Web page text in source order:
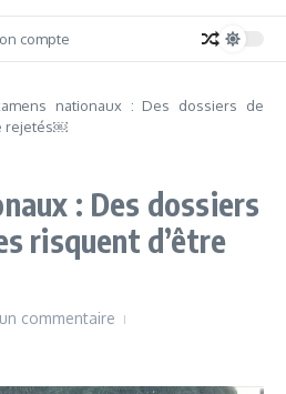
compte
nationaux : Des dossiers de
rejetés￼
: Des dossiers
risquent d’être
commentaire